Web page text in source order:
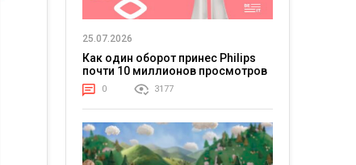
25.07.2026
Как один оборот принес Philips
почти 10 миллионов просмотров
0 3177